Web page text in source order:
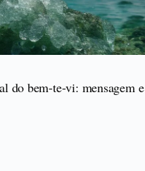
do bem-te-vi: mensagem e